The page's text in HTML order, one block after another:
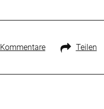
Kommentare Teilen